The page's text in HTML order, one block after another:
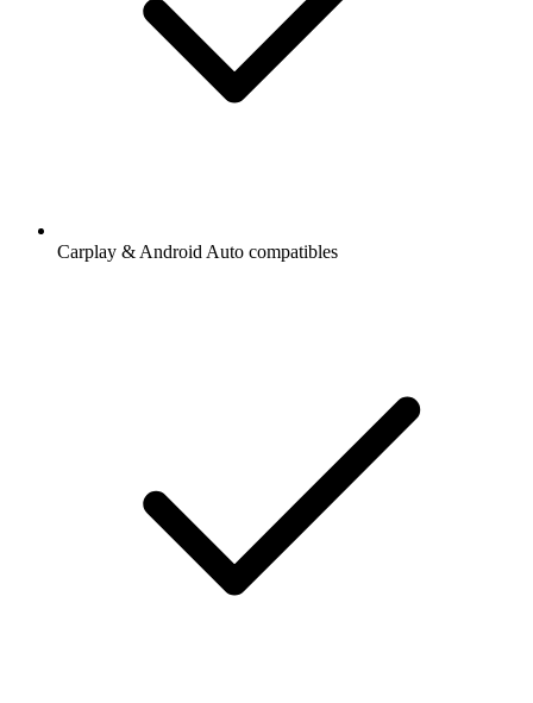
Carplay & Android Auto compatibles